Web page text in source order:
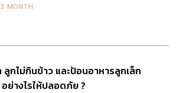
MONTH
กไม่กินข้าว และป้อนอาหารลูกเล็ก
อย่างไรให้ปลอดภัย ?